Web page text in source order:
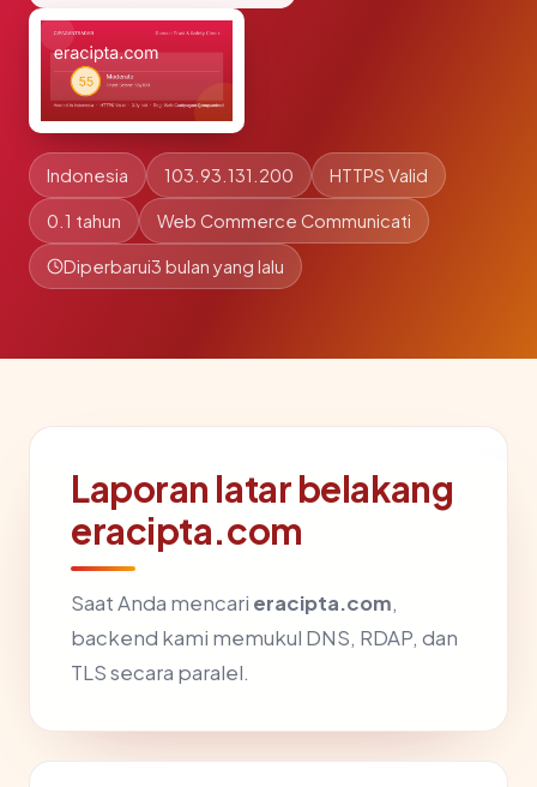
Indonesia 103.93.131.200 HTTPS Valid
0.1 tahun Web Commerce Communicati
Diperbarui3 bulan yang lalu
Laporan latar belakang
eracipta.com
Saat Anda mencari eracipta.com,
backend kami memukul DNS, RDAP, dan
TLS secara paralel.